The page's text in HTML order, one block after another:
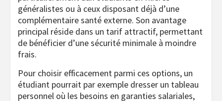
généralistes ou à ceux disposant déjà d’une
complémentaire santé externe. Son avantage
principal réside dans un tarif attractif, permettant
de bénéficier d’une sécurité minimale à moindre
frais.
Pour choisir efficacement parmi ces options, un
étudiant pourrait par exemple dresser un tableau
personnel où les besoins en garanties salariales,